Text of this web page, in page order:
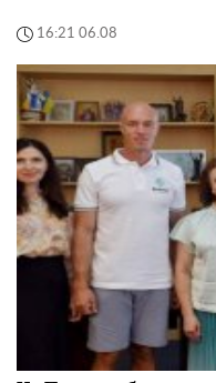
16:21 06.08